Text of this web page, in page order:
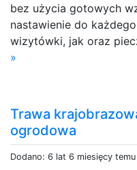
bez użycia gotowych
nastawienie do
wizytówki, jak oraz
»
Trawa
ogrodowa
Dodano: 6 lat 6 miesięcy temu